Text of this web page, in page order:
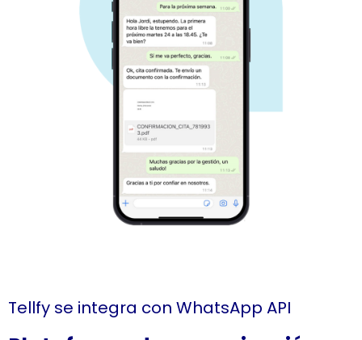
Tellfy se integra con WhatsApp API